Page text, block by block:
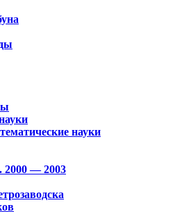
науки
2000 — 2003